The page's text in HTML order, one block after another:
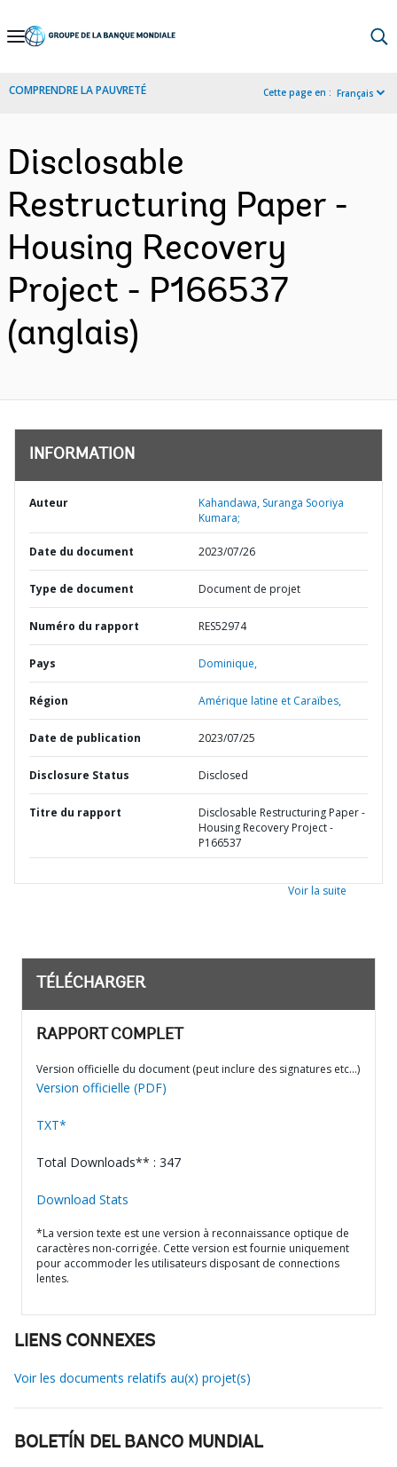
Skip
Navigation
COMPRENDRE LA PAUVRETÉ Cette page en : Français
Disclosable
Restructuring Paper -
Housing Recovery
Project - P166537
(anglais)
INFORMATION
Auteur
Kahandawa, Suranga Sooriya
Kumara;
Date du document 2023/07/26
Type de document Document de projet
Numéro du rapport RES52974
Pays Dominique,
Région Amérique latine et Caraïbes,
Date de publication 2023/07/25
Disclosure Status Disclosed
Titre du rapport
Disclosable Restructuring Paper -
Housing Recovery Project -
P166537
Voir la suite
TÉLÉCHARGER
RAPPORT COMPLET
Version officielle du document (peut inclure des signatures etc…)
Version officielle (PDF)
TXT*
Total Downloads** : 347
Download Stats
*La version texte est une version à reconnaissance optique de
caractères non-corrigée. Cette version est fournie uniquement
pour accommoder les utilisateurs disposant de connections
lentes.
LIENS CONNEXES
Voir les documents relatifs au(x) projet(s)
BOLETÍN DEL BANCO MUNDIAL